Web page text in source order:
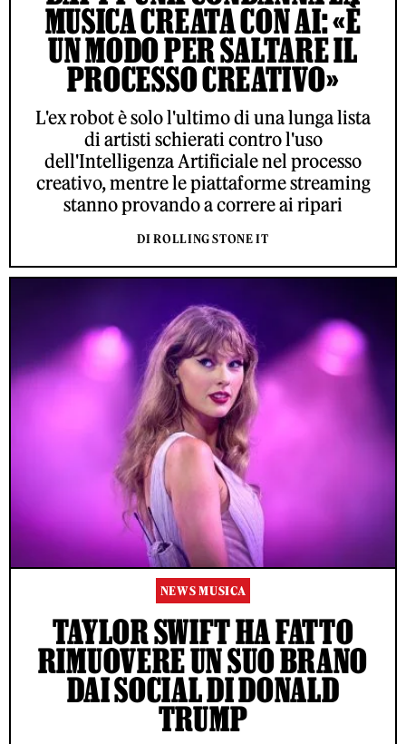
MUSICA CREATA CON AI: «È
UN MODO PER SALTARE IL
PROCESSO CREATIVO»
L'ex robot è solo l'ultimo di una lunga lista
di artisti schierati contro l'uso
dell'Intelligenza Artificiale nel processo
creativo, mentre le piattaforme streaming
stanno provando a correre ai ripari
DI ROLLING STONE IT
NEWS MUSICA
TAYLOR SWIFT HA FATTO
RIMUOVERE UN SUO BRANO
DAI SOCIAL DI DONALD
TRUMP